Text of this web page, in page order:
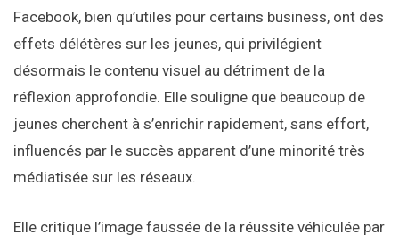
Facebook, bien qu’utiles pour certains business, ont des
effets délétères sur les jeunes, qui privilégient
désormais le contenu visuel au détriment de la
réflexion approfondie. Elle souligne que beaucoup de
jeunes cherchent à s’enrichir rapidement, sans effort,
influencés par le succès apparent d’une minorité très
médiatisée sur les réseaux.
Elle critique l’image faussée de la réussite véhiculée par